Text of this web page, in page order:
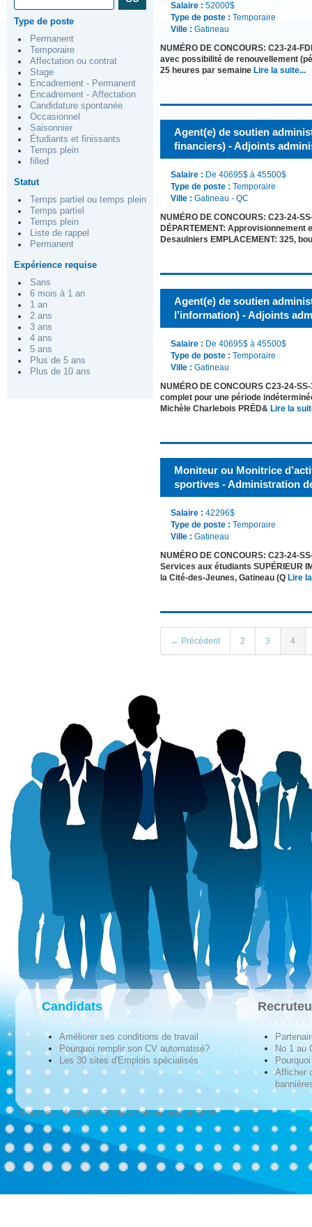
Type de poste
Permanent
Temporaire
Affectation ou contrat
Stage
Encadrement - Permanent
Encadrement - Affectation
Candidature spontanée
Occasionnel
Saisonnier
Étudiants et finissants
Temps plein
filled
Statut
Temps partiel ou temps plein
Temps partiel
Temps plein
Liste de rappel
Permanent
Expérience requise
Sans
6 mois à 1 an
1 an
2 ans
3 ans
4 ans
5 ans
Plus de 5 ans
Plus de 10 ans
Salaire : 52000$
Type de poste : Temporaire
Ville : Gatineau
NUMÉRO DE CONCOURS: C23-24-
avec possibilité de renouvellement
25 heures par semaine Lire la suite...
Agent(e) de soutien
financiers) - Adjoints
Salaire : De 40695$ à 45500$
Type de poste : Temporaire
Ville : Gatineau - QC
NUMÉRO DE CONCOURS: C23-24-
DÉPARTEMENT: Approvisionnement
Desaulniers EMPLACEMENT: 325,
Agent(e) de soutien
l’information) - Adjoints
Salaire : De 40695$ à 45500$
Type de poste : Temporaire
Ville : Gatineau
NUMÉRO DE CONCOURS C23-24-
complet pour une période
Michèle Charlebois PRÉD& Lire la
Moniteur ou Monitrice
sportives - Administration
Salaire : 42296$
Type de poste : Temporaire
Ville : Gatineau
NUMÉRO DE CONCOURS: C23-24-
Services aux étudiants SUPÉRIEUR
la Cité-des-Jeunes, Gatineau (Q Lire
← Précédent 2 3 4
Candidats
Améliorer ses conditions de travail
Pourquoi remplir son CV automatisé?
Les 30 sites d'Emplois spécialisés
No 1 au
Afficher
Tous droits réservés © Techno-Communication 2026